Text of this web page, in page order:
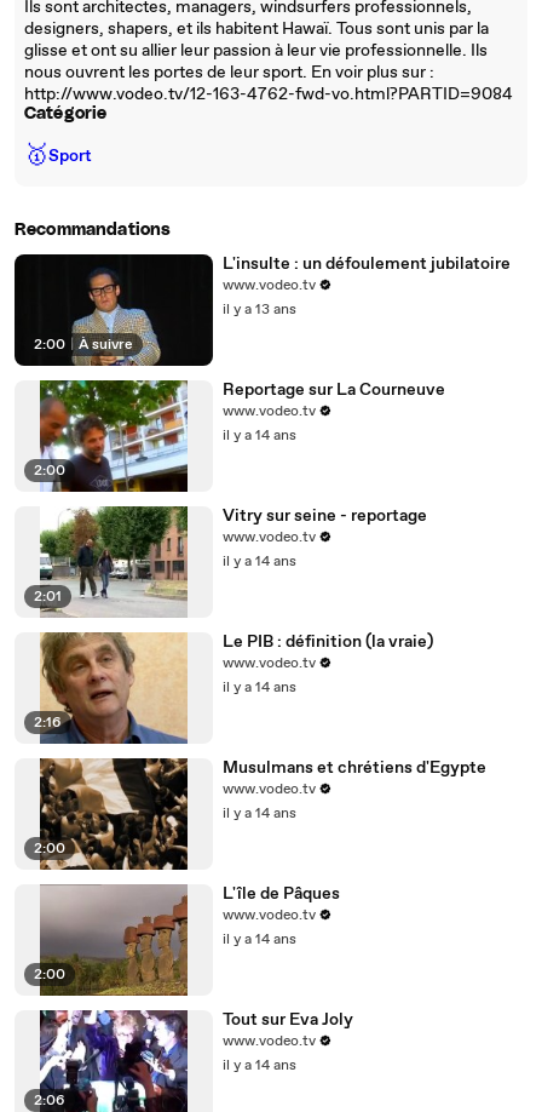
Ils sont architectes, managers, windsurfers professionnels,
designers, shapers, et ils habitent Hawaï. Tous sont unis par la
glisse et ont su allier leur passion à leur vie professionnelle. Ils
nous ouvrent les portes de leur sport. En voir plus sur :
http://www.vodeo.tv/12-163-4762-fwd-vo.html?PARTID=9084
Catégorie
🥇Sport
Recommandations
2:00 À suivre
L'insulte : un défoulement jubilatoire
www.vodeo.tv
il y a 13 ans
2:00
Reportage sur La Courneuve
www.vodeo.tv
il y a 14 ans
2:01
Vitry sur seine - reportage
www.vodeo.tv
il y a 14 ans
2:16
Le PIB : définition (la vraie)
www.vodeo.tv
il y a 14 ans
2:00
Musulmans et chrétiens d'Egypte
www.vodeo.tv
il y a 14 ans
2:00
L'île de Pâques
www.vodeo.tv
il y a 14 ans
2:06
Tout sur Eva Joly
www.vodeo.tv
il y a 14 ans